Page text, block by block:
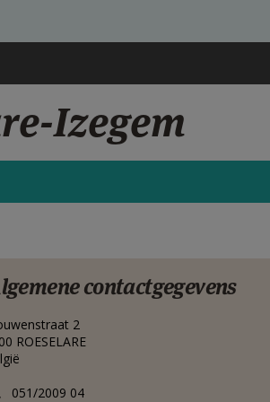
Izegem
contactgegevens
2
ROESELARE
051/2009 04